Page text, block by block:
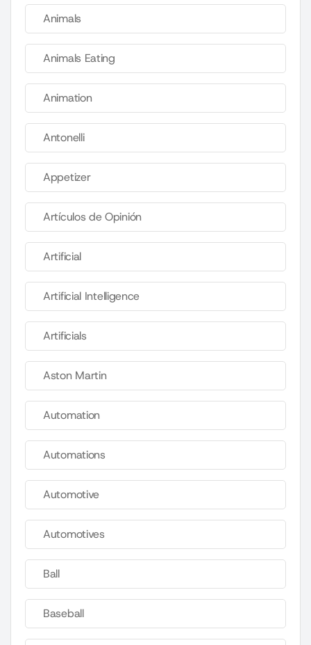
Animals
Animals Eating
Animation
Antonelli
Appetizer
Artículos de Opinión
Artificial
Artificial Intelligence
Artificials
Aston Martin
Automation
Automations
Automotive
Automotives
Ball
Baseball